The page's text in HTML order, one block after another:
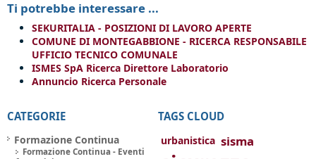
Ti potrebbe interessare ...
SEKURITALIA - POSIZIONI DI LAVORO APERTE
COMUNE DI MONTEGABBIONE - RICERCA RESPONSABILE
UFFICIO TECNICO COMUNALE
ISMES SpA Ricerca Direttore Laboratorio
Annuncio Ricerca Personale
CATEGORIE
Formazione Continua
Formazione Continua - Eventi
TAGS CLOUD
urbanistica sisma